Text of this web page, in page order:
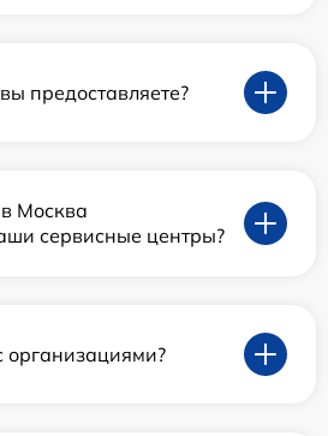
предоставляете?
Москва
сервисные центры?
организациями?